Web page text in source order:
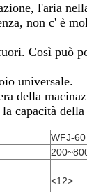
l'aria
non c' è
Così può
universale.
della
capacità della
WFJ-60
<12>